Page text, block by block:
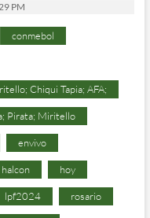
PM
conmebol
Chiqui Tapia; AFA;
Pirata; Miritello
envivo
halcon hoy
lpf2024 rosario